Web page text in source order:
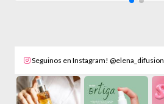
Seguinos en Instagram! @elena_difusion